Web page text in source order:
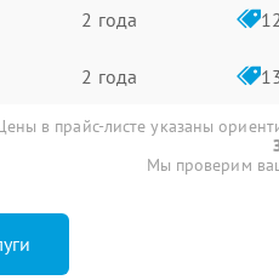
2 года
2 года
в прайс-листе указаны
Мы проверим